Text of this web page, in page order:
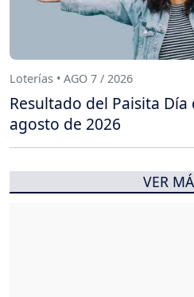
Loterías • AGO 7 / 2026
Resultado del Paisita
agosto de 2026
VER